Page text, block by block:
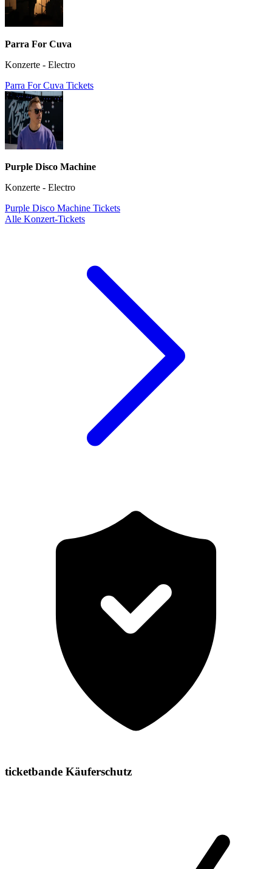
Parra For Cuva
Konzerte - Electro
Parra For Cuva Tickets
Purple Disco Machine
Konzerte - Electro
Purple Disco Machine Tickets
Alle Konzert-Tickets
ticketbande Käuferschutz